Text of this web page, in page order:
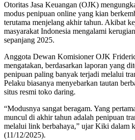
Otoritas Jasa Keuangan (OJK)
modus penipuan online yang kian
terutama menjelang akhir tahun. Akibat
masyarakat Indonesia mengalami
sepanjang 2025.
Anggota Dewan Komisioner OJK
mengatakan, berdasarkan laporan yang
penipuan paling banyak terjadi melalui
Pelaku biasanya menyebarkan tautan
situs resmi toko daring.
“Modusnya sangat beragam. Yang
muncul di akhir tahun adalah penipuan
melalui link berbahaya,” ujar Kiki dalam
(11/12/2025).